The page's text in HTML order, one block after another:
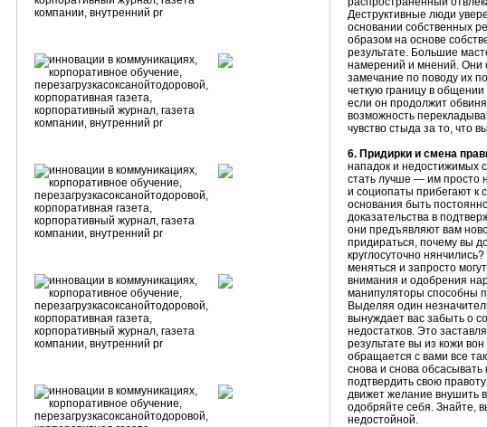
Деструктивные люди
основании собственных
образом на основе
результате. Большие
намерений и мнений. Они
замечание по поводу их
четкую границу в
если он продолжит
возможность
чувство стыда за то, что
6. Придирки и смена
нападок и недостижимых
стать лучше — им просто
и социопаты прибегают к
основания быть
доказательства в
они предъявляют вам
придираться, почему вы
круглосуточно
меняться и запросто
внимания и одобрения
манипуляторы способны
Выделяя один
вынуждает вас забыть о
недостатков. Это
результате вы из кожи
обращается с вами все
снова и снова
подтвердить свою
движет желание внушить
одобряйте себя. Знайте,
недостойной.